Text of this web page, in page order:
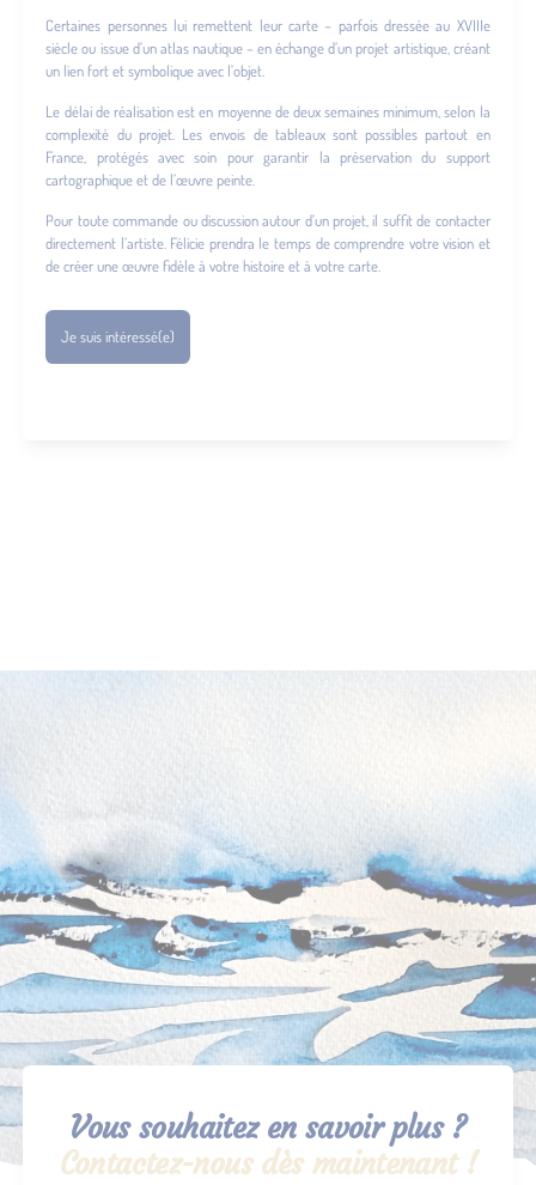
Certaines personnes lui remettent leur carte – parfois dressée au XVIIIe
siècle ou issue d’un atlas nautique – en échange d’un projet artistique, créant
un lien fort et symbolique avec l’objet.
Le délai de réalisation est en moyenne de deux semaines minimum, selon la
complexité du projet. Les envois de tableaux sont possibles partout en
France, protégés avec soin pour garantir la préservation du support
cartographique et de l’œuvre peinte.
Pour toute commande ou discussion autour d’un projet, il suffit de contacter
directement l’artiste. Félicie prendra le temps de comprendre votre vision et
de créer une œuvre fidèle à votre histoire et à votre carte.
Je suis intéressé(e)
Vous souhaitez en savoir plus ?
Contactez-nous dès maintenant !